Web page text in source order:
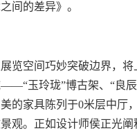
间的差异》。
览空间巧妙突破边界，将
玉玲珑”博古架、“良
的家具陈列于0米层中厅
观。正如设计师侯正光阐